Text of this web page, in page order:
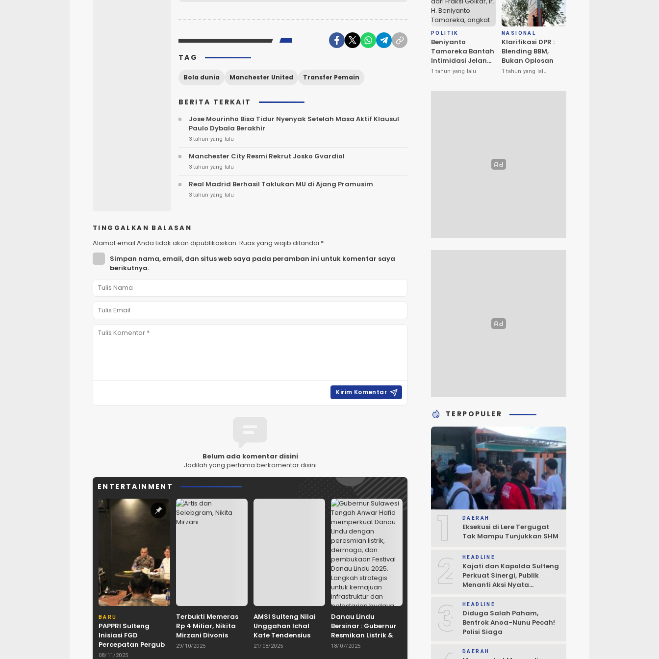
TAG
Bola dunia Manchester United Transfer Pemain
BERITA TERKAIT
Jose Mourinho Bisa Tidur Nyenyak Setelah Masa Aktif Klausul
Paulo Dybala Berakhir
3 tahun yang lalu
Manchester City Resmi Rekrut Josko Gvardiol
3 tahun yang lalu
Real Madrid Berhasil Taklukan MU di Ajang Pramusim
3 tahun yang lalu
TINGGALKAN BALASAN
Alamat email Anda tidak akan dipublikasikan. Ruas yang wajib ditandai *
Simpan nama, email, dan situs web saya pada peramban ini untuk komentar saya
berikutnya.
Belum ada komentar disini
Jadilah yang pertama berkomentar disini
ENTERTAINMENT
BARU
PAPPRI Sulteng
Inisiasi FGD
Percepatan Pergub
Dorong
08/11/2025
Terbukti Memeras
Rp 4 Miliar, Nikita
Mirzani Divonis
Hakim
29/10/2025
AMSI Sulteng Nilai
Unggahan Ichal
Kate Tendensius
dan Tidak Santun
21/08/2025
Danau Lindu
Bersinar : Gubernur
Resmikan Listrik &
Dermaga, Buka
18/07/2025
Damai
POLITIK
Beniyanto
Tamoreka Bantah
Intimidasi Jelang
PSU Banggai:
Redakan Suasana
1 tahun yang lalu
NASIONAL
Klarifikasi DPR :
Blending BBM,
Bukan Oplosan
1 tahun yang lalu
TERPOPULER
1 DAERAH
Eksekusi di Lere Tergugat
Tak Mampu Tunjukkan SHM
2 HEADLINE
Kajati dan Kapolda Sulteng
Perkuat Sinergi, Publik
Menanti Aksi Nyata
3 HEADLINE
Diduga Salah Paham,
Bentrok Anoa-Nunu Pecah!
Polisi Siaga
DAERAH